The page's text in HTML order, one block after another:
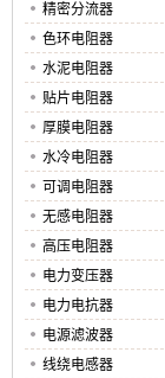
精密分流器
色环电阻器
水泥电阻器
贴片电阻器
厚膜电阻器
水冷电阻器
可调电阻器
无感电阻器
高压电阻器
电力变压器
电力电抗器
电源滤波器
线绕电感器